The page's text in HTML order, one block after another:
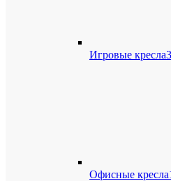
Игровые кресла
Офисные кресла